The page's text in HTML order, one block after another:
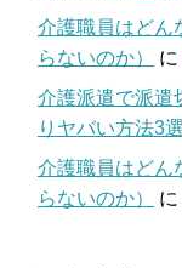
介護職員はどん
らないのか）
に
介護派遣で派遣
りヤバい方法3選
介護職員はどん
らないのか）
に